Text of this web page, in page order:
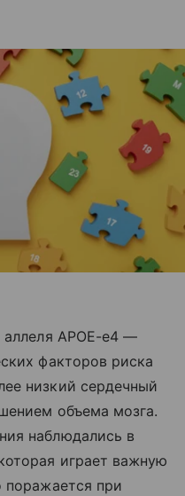
аллеля APOE-e4 —
факторов риска
низкий сердечный
объема мозга.
наблюдались в
играет важную
поражается при